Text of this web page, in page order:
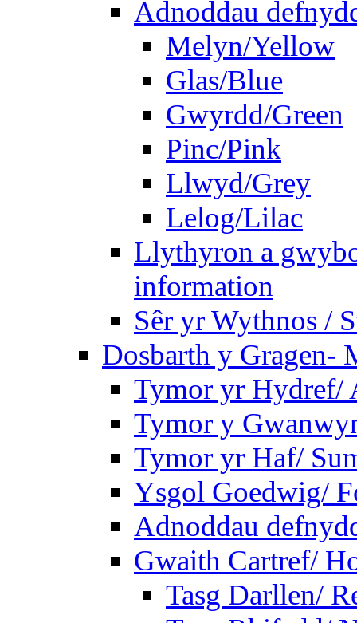
Adnoddau
Melyn/Yellow
Glas/Blue
Gwyrdd/Green
Pinc/Pink
Llwyd/Grey
Lelog/Lilac
Llythyron a
information
Sêr yr Wythnos /
Dosbarth y Gragen-
Tymor yr Hydref/
Tymor y
Tymor yr Haf/
Ysgol Goedwig/
Adnoddau
Gwaith Cartref/
Tasg Darllen/